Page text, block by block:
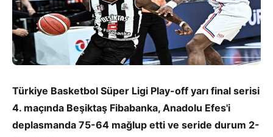
Türkiye Basketbol Süper Ligi Play-off yarı final serisi
4. maçında Beşiktaş Fibabanka, Anadolu Efes'i
deplasmanda 75-64 mağlup etti ve seride durum 2-